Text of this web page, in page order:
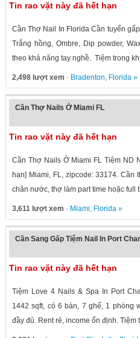
Tin rao vặt này đã hết hạn
Cần Thợ Nail In Florida Cần tuyển
Trắng hồng, Ombre, Dip powder,
theo khả năng tay nghề. Tiệm trong
2,498 lượt xem · Bradenton, Florida»
Cần Thợ Nails Ở Miami FL
Tin rao vặt này đã hết hạn
Cần Thợ Nails Ở Miami FL Tiệm ND
hạn] Miami, FL, zipcode: 33174.
chân nước, thợ làm part time hoặc full
3,611 lượt xem · Miami, Florida»
Cần Sang Gấp Tiệm Nail In Port
Tin rao vặt này đã hết hạn
Tiệm Love 4 Nails & Spa In Port
1442 sqft, có 6 bàn, 7 ghế, 1 phòng
đầy đủ. Rent rẻ, income ổn định. Tiệm